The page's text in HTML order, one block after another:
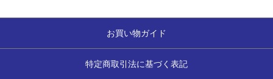
お買い物ガイド
特定商取引法に基づく表記